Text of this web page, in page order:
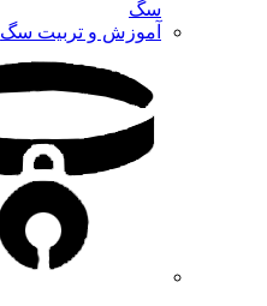
سگ
آموزش و تربیت سگ